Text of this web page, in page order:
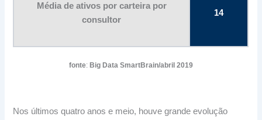
Média de ativos por carteira por
consultor
14
fonte: Big Data SmartBrain/abril 2019
Nos últimos quatro anos e meio, houve grande evolução